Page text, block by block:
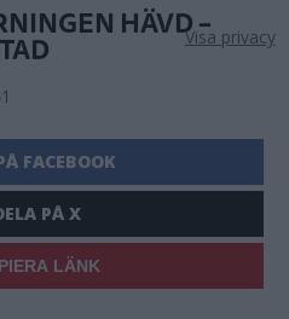
HÄVD –
FACEBOOK
PÅ X
LÄNK
Visa privacy